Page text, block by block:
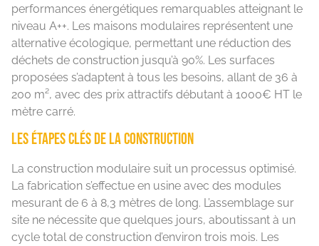
performances énergétiques remarquables atteignant le
niveau A++. Les maisons modulaires représentent une
alternative écologique, permettant une réduction des
déchets de construction jusqu’à 90%. Les surfaces
proposées s’adaptent à tous les besoins, allant de 36 à
200 m², avec des prix attractifs débutant à 1000€ HT le
mètre carré.
Les étapes clés de la construction
La construction modulaire suit un processus optimisé.
La fabrication s’effectue en usine avec des modules
mesurant de 6 à 8,3 mètres de long. L’assemblage sur
site ne nécessite que quelques jours, aboutissant à un
cycle total de construction d’environ trois mois. Les